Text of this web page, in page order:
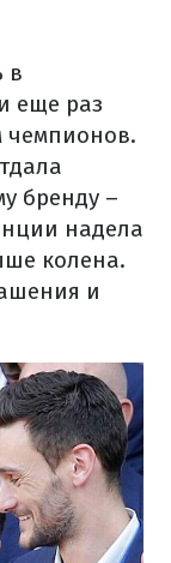
в
еще раз
чемпионов.
бренду –
надела
колена.
и